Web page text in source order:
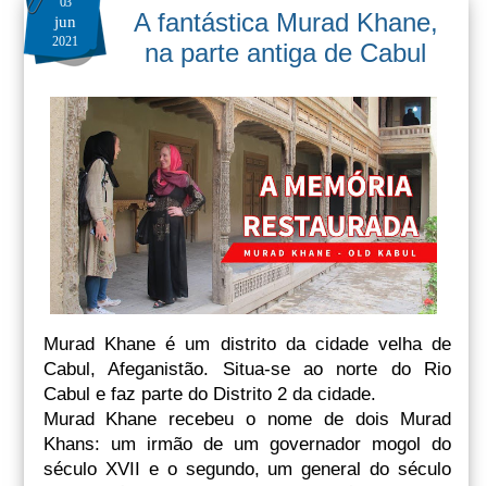
jun
2021
A fantástica Murad Khane,
na parte antiga de Cabul
Murad Khane é um distrito da cidade velha de
Cabul, Afeganistão. Situa-se ao norte do Rio
Cabul e faz parte do Distrito 2 da cidade.
Murad Khane recebeu o nome de dois Murad
Khans: um irmão de um governador mogol do
século XVII e o segundo, um general do século